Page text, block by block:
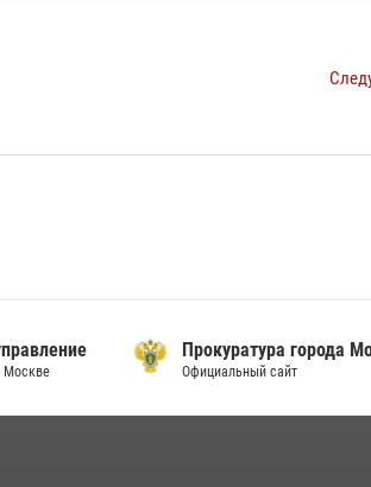
Прокуратура города
Официальный сайт